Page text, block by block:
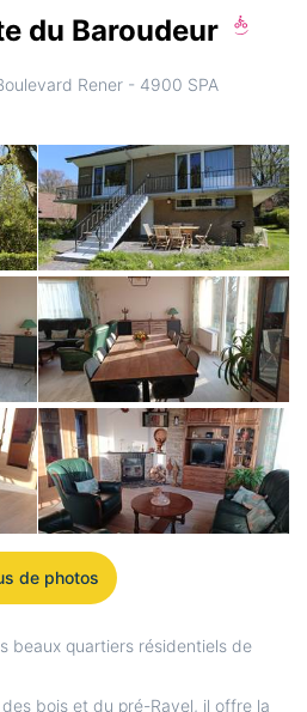
du Baroudeur
Rener - 4900 SPA
de photos
beaux quartiers résidentiels de
bois et du pré-Ravel, il offre la